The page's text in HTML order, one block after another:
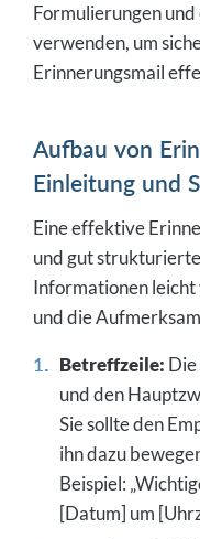
Formulierungen
verwenden, um
Erinnerungsmail
Aufbau von
Einleitung und
Eine effektive
und gut
Informationen
und die
Betreffzeile:
und den
Sie sollte den
ihn dazu
Beispiel:
[Datum] um